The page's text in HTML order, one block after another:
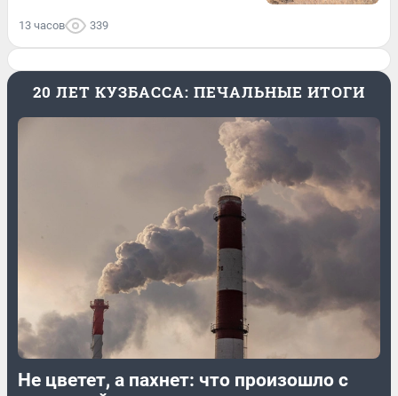
13 часов 339
20 ЛЕТ КУЗБАССА: ПЕЧАЛЬНЫЕ ИТОГИ
Не цветет, а пахнет: что произошло с